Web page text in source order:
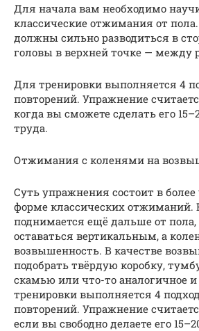
Для начала вам необходимо
классические отжимания от
должны сильно разводиться в
головы в верхней точке — между
Для тренировки выполняется 4
повторений. Упражнение
когда вы сможете сделать его
труда.
Отжимания с коленями на
Суть упражнения состоит в
форме классических отжиманий.
поднимается ещё дальше от
оставаться вертикальным, а
возвышенность. В качестве
подобрать твёрдую коробку,
скамью или что-то аналогичное
тренировки выполняется 4
повторений. Упражнение
если вы свободно делаете его